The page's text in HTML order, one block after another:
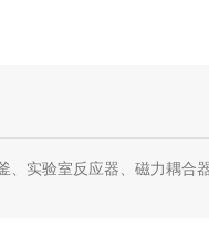
室反应器、磁力耦合器、反应釜控制器